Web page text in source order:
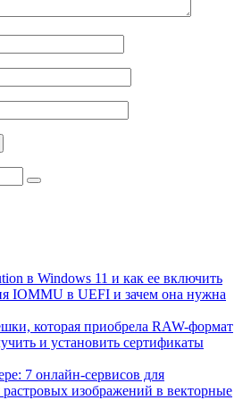
в Windows 11 и как ее включить
IOMMU в UEFI и зачем она нужна
которая приобрела RAW-формат
и установить сертификаты
7 онлайн-сервисов для
растровых изображений в векторные